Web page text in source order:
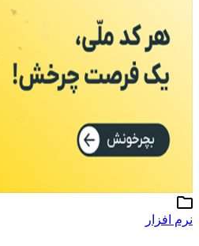
نرم افزار